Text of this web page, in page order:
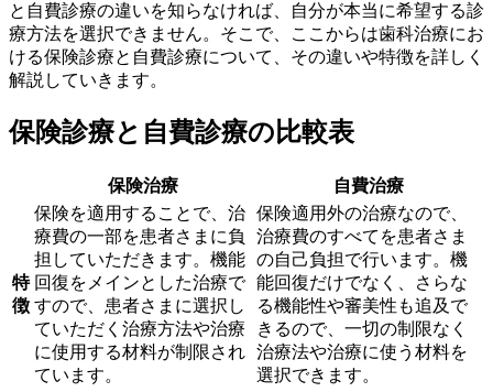
と自費診療の違いを知らなければ、自分が本当に希望する診
療方法を選択できません。そこで、ここからは歯科治療にお
ける保険診療と自費診療について、その違いや特徴を詳しく
解説していきます。
保険診療と自費診療の比較表
保険治療 自費治療
特
徴
保険を適用することで、治
療費の一部を患者さまに負
担していただきます。機能
回復をメインとした治療で
すので、患者さまに選択し
ていただく治療方法や治療
に使用する材料が制限され
ています。
保険適用外の治療なので、
治療費のすべてを患者さま
の自己負担で行います。機
能回復だけでなく、さらな
る機能性や審美性も追及で
きるので、一切の制限なく
治療法や治療に使う材料を
選択できます。